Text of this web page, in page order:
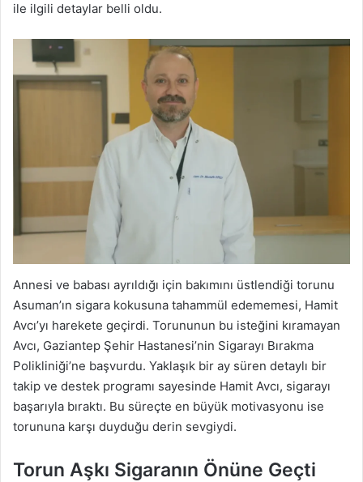
ile ilgili detaylar belli oldu.
Annesi ve babası ayrıldığı için bakımını üstlendiği torunu
Asuman’ın sigara kokusuna tahammül edememesi, Hamit
Avcı’yı harekete geçirdi. Torununun bu isteğini kıramayan
Avcı, Gaziantep Şehir Hastanesi’nin Sigarayı Bırakma
Polikliniği’ne başvurdu. Yaklaşık bir ay süren detaylı bir
takip ve destek programı sayesinde Hamit Avcı, sigarayı
başarıyla bıraktı. Bu süreçte en büyük motivasyonu ise
torununa karşı duyduğu derin sevgiydi.
Torun Aşkı Sigaranın Önüne Geçti